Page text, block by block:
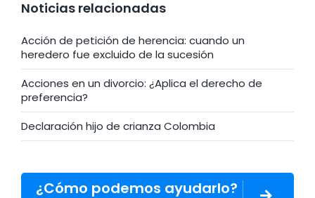
Noticias relacionadas
Acción de petición de herencia: cuando un
heredero fue excluido de la sucesión
Acciones en un divorcio: ¿Aplica el derecho de
preferencia?
Declaración hijo de crianza Colombia
¿Cómo podemos ayudarlo?